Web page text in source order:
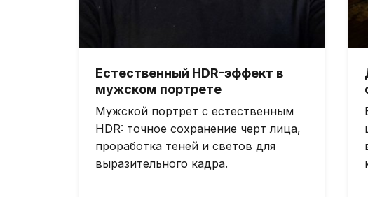
Естественный HDR-эффект в
мужском портрете
Мужской портрет с естественным
HDR: точное сохранение черт лица,
проработка теней и светов для
выразительного кадра.